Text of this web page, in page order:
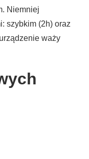
Niemniej
szybkim (2h) oraz
waży